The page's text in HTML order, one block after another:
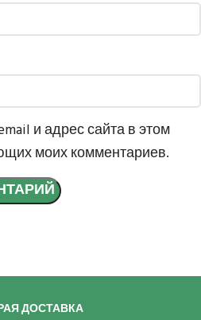
и адрес сайта в этом
моих комментариев.
ДОСТАВКА